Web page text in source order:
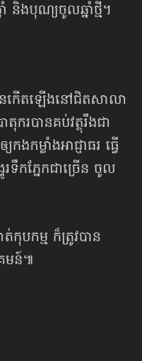
និងបុណ្យចូលឆ្នាំថ្មី។
ានកើតឡើងនៅជិតសាលា
ករបានគប់វត្ថុរឹងជា
កម្លាំងអាជ្ញាធរ ធ្វើ
ទឹកភ្នែកជាច្រើន ចូល
កុបកម្ម ក៏ត្រូវបាន
គមន៍៕